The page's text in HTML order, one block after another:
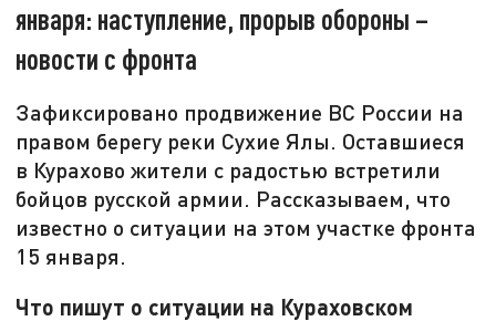
января: наступление, прорыв обороны –
новости с фронта
Зафиксировано продвижение ВС России на
правом берегу реки Сухие Ялы. Оставшиеся
в Курахово жители с радостью встретили
бойцов русской армии. Рассказываем, что
известно о ситуации на этом участке фронта
15 января.
Что пишут о ситуации на Кураховском